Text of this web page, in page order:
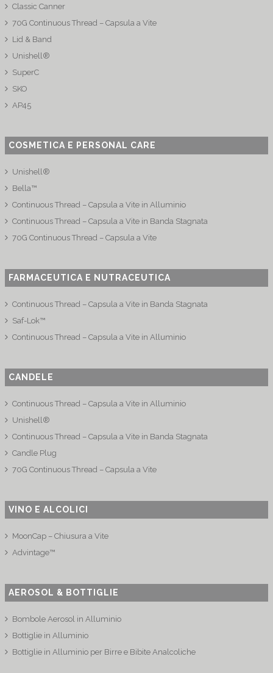
Classic Canner
70G Continuous Thread – Capsula a Vite
Lid & Band
Unishell®
SuperC
SKO
AP45
COSMETICA E PERSONAL CARE
Unishell®
Bella™
Continuous Thread – Capsula a Vite in Alluminio
Continuous Thread – Capsula a Vite in Banda Stagnata
70G Continuous Thread – Capsula a Vite
FARMACEUTICA E NUTRACEUTICA
Continuous Thread – Capsula a Vite in Banda Stagnata
Saf-Lok™
Continuous Thread – Capsula a Vite in Alluminio
CANDELE
Continuous Thread – Capsula a Vite in Alluminio
Unishell®
Continuous Thread – Capsula a Vite in Banda Stagnata
Candle Plug
70G Continuous Thread – Capsula a Vite
VINO E ALCOLICI
MoonCap – Chiusura a Vite
Advintage™
AEROSOL & BOTTIGLIE
Bombole Aerosol in Alluminio
Bottiglie in Alluminio
Bottiglie in Alluminio per Birre e Bibite Analcoliche